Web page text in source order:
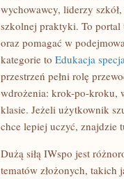
EDUKACJI
wychowawcy, liderzy
szkolnej praktyki. To portal
oraz pomagać w
kategorie to Edukacja
przestrzeń pełni rolę
wdrożenia: krok-po-kroku,
klasie. Jeżeli użytkownik
chce lepiej uczyć, znajdzie
Dużą siłą IWspo jest
tematów złożonych, takich